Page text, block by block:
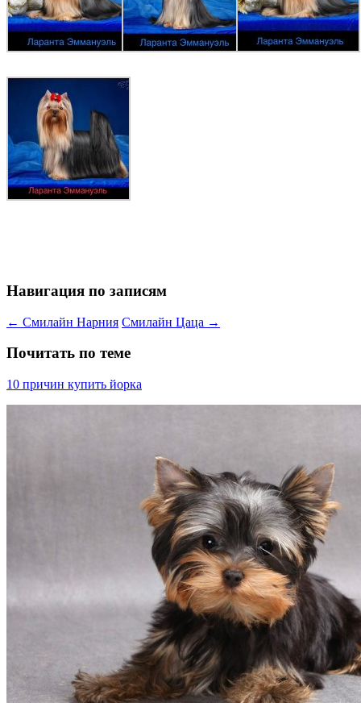
Навигация по записям
← Смилайн Нарния Смилайн Цаца →
Почитать по теме
10 причин купить йорка